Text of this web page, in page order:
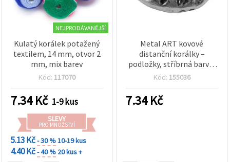
NEJPRODÁVANĚJŠÍ
Kulatý korálek potažený
textilem, 14 mm, otvor 2
mm, mix barev
Kód: 117070
7.34Kč 1-9 kus
SLEVY
PRO MNOŽSTVÍ
5.13 Kč- 30 %10-19 kus
4.40 Kč- 40 % 20 kus +
Metal ART kovové
distanční korálky –
podložky, stříbrná barva,
10 x 5 mm, průvlek 5 mm,
Kód: 155036
7.34Kč